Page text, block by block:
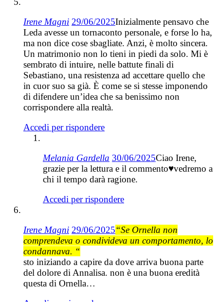
Irene Magni 29/06/2025Inizialmente pensavo che
Leda avesse un tornaconto personale, e forse lo ha,
ma non dice cose sbagliate. Anzi, è molto sincera.
Un matrimonio non lo tieni in piedi da solo. Mi è
sembrato di intuire, nelle battute finali di
Sebastiano, una resistenza ad accettare quello che
in cuor suo sa già. È come se si stesse imponendo
di difendere un’idea che sa benissimo non
corrispondere alla realtà.
Accedi per rispondere
Melania Gardella 30/06/2025Ciao Irene,
grazie per la lettura e il commento♥️vedremo a
chi il tempo darà ragione.
Accedi per rispondere
Irene Magni 29/06/2025“Se Ornella non
comprendeva o condivideva un comportamento, lo
condannava. “
sto iniziando a capire da dove arriva buona parte
del dolore di Annalisa. non è una buona eredità
questa di Ornella…